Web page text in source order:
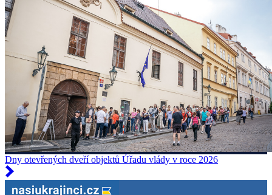
Dny otevřených dveří objektů Úřadu vlády v roce 2026